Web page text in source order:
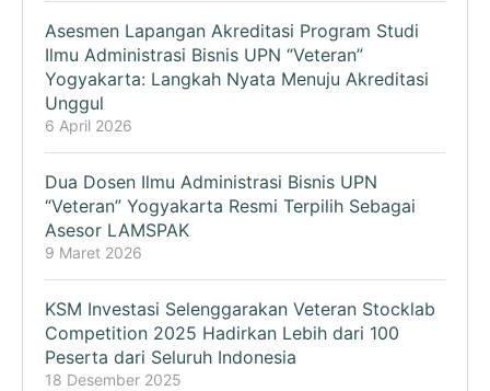
Asesmen Lapangan Akreditasi Program Studi
Ilmu Administrasi Bisnis UPN “Veteran”
Yogyakarta: Langkah Nyata Menuju Akreditasi
Unggul
6 April 2026
Dua Dosen Ilmu Administrasi Bisnis UPN
“Veteran” Yogyakarta Resmi Terpilih Sebagai
Asesor LAMSPAK
9 Maret 2026
KSM Investasi Selenggarakan Veteran Stocklab
Competition 2025 Hadirkan Lebih dari 100
Peserta dari Seluruh Indonesia
18 Desember 2025